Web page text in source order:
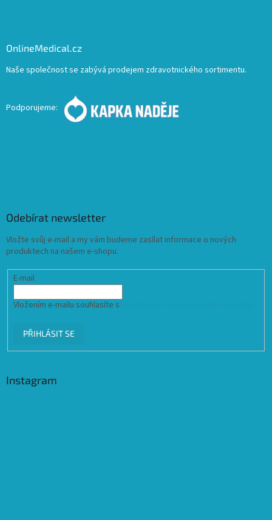
OnlineMedical.cz
Naše společnost se zabývá prodejem zdravotnického sortimentu.
Podporujeme:
Odebírat newsletter
Vložte svůj e-mail a my vám budeme zasílat informace o nových
produktech na našem e-shopu.
E-mail
Vložením e-mailu souhlasíte s
PŘIHLÁSIT SE
Instagram